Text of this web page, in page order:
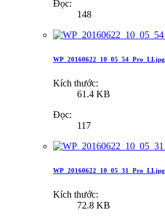
Đọc:
148
WP_20160622_10_05_54_Pro_LI.jpg
Kích thước:
61.4 KB
Đọc:
117
WP_20160622_10_05_31_Pro_LI.jpg
Kích thước:
72.8 KB